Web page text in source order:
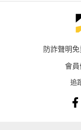
防詐聲明
會
追